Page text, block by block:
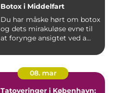
Botox i Middelfart
Du har måske hørt om botox
og dets mirakuløse evne til
at forynge ansigtet ved a...
08. mar
Tatoveringer i København: